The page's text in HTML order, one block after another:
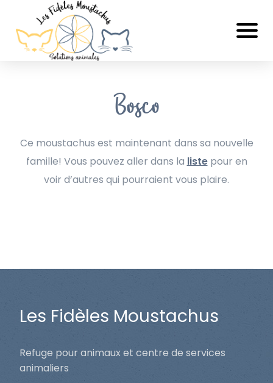
Bosco
Ce moustachus est maintenant dans sa nouvelle
famille! Vous pouvez aller dans la listepour en
voir d’autres qui pourraient vous plaire.
Les Fidèles Moustachus
Refuge pour animaux et centre de services
animaliers